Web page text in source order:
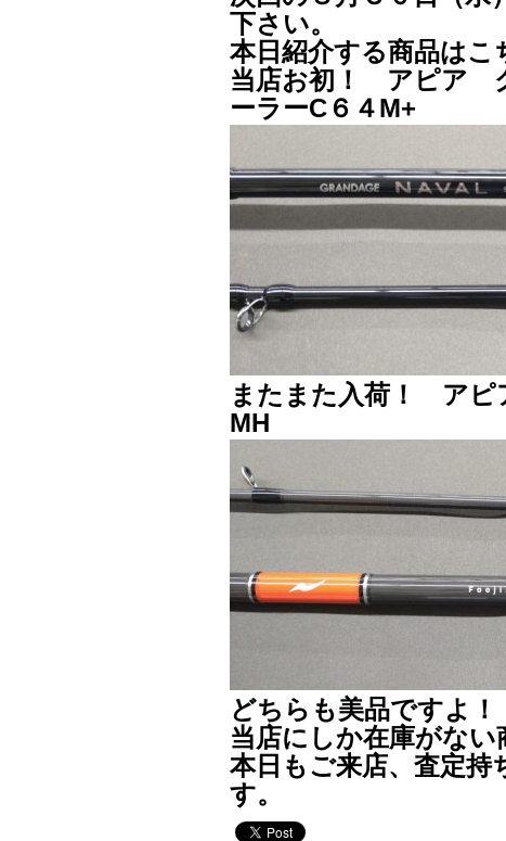
下さい。
本日紹介する商品はこ
当店お初！ アピア
ーラーC６４M+
またまた入荷！ ア
MH
どちらも美品ですよ！
当店にしか在庫がない
本日もご来店、査定持
す。